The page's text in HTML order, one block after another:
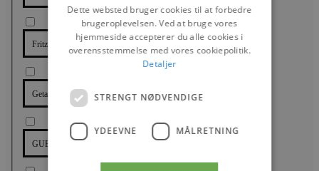
Fritz Hansen (
Getama 0
GUBI
Dette websted bruger cookies til at forbedre
brugeroplevelsen. Ved at bruge vores
hjemmeside accepterer du alle cookies i
overensstemmelse med vores cookiepolitik.
Detaljer
STRENGT NØDVENDIGE
YDEEVNE MÅLRETNING